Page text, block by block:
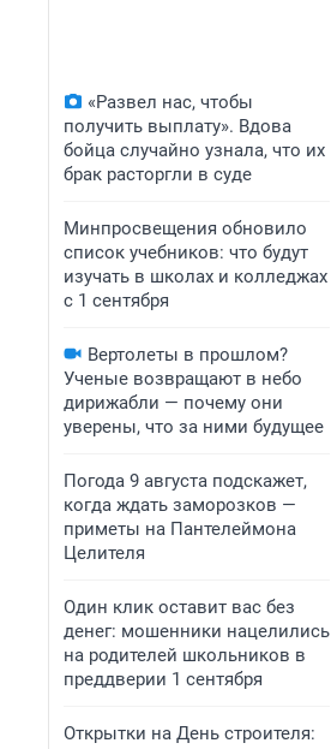
«Развел нас, чтобы
получить выплату». Вдова
бойца случайно узнала, что их
брак расторгли в суде
Минпросвещения обновило
список учебников: что будут
изучать в школах и колледжах
с 1 сентября
Вертолеты в прошлом?
Ученые возвращают в небо
дирижабли — почему они
уверены, что за ними будущее
Погода 9 августа подскажет,
когда ждать заморозков —
приметы на Пантелеймона
Целителя
Один клик оставит вас без
денег: мошенники нацелились
на родителей школьников в
преддверии 1 сентября
Открытки на День строителя: